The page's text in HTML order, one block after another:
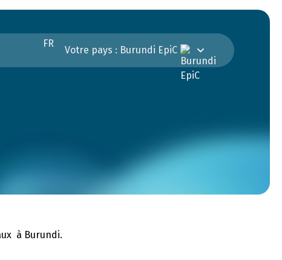
FR
Votre pays : Burundi EpiC
à Burundi.